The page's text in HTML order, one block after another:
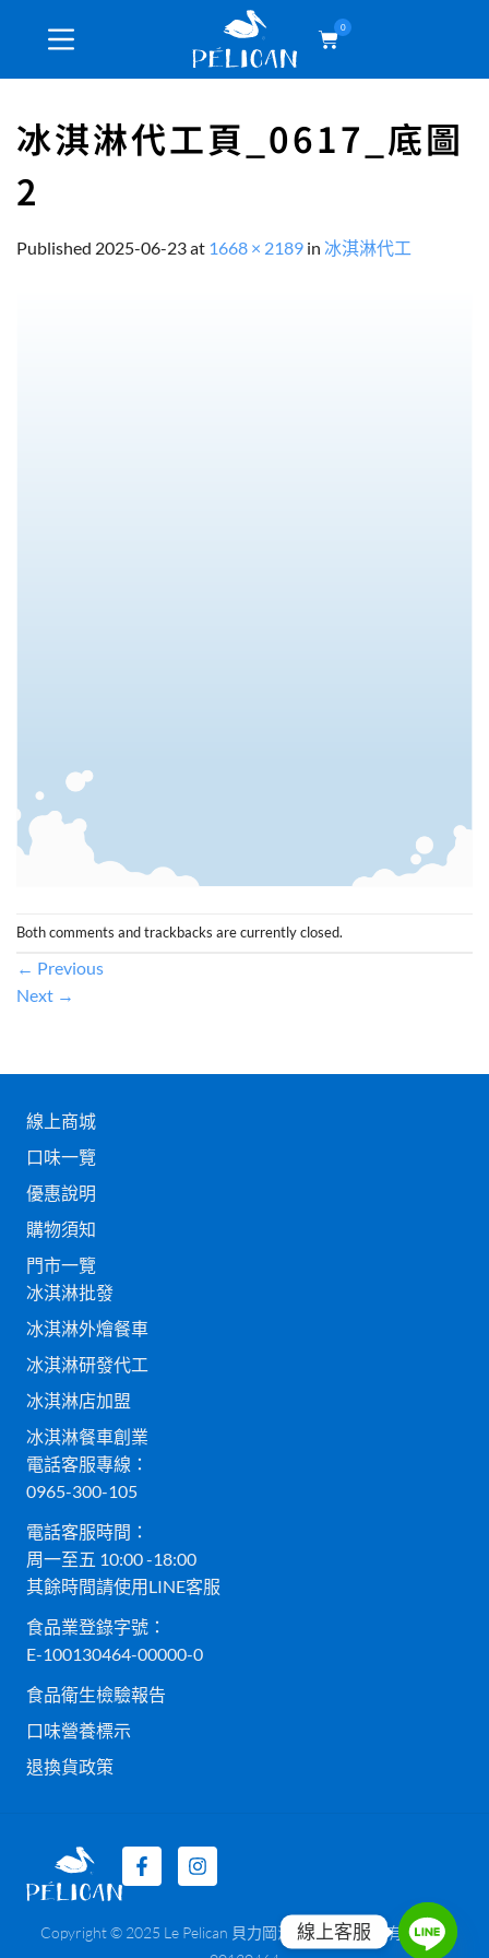
0
冰淇淋代工頁_0617_底圖
2
Published 2025-06-23at 1668 × 2189 in 冰淇淋代工
Both comments and trackbacks are currently closed.
← Previous
Next →
線上商城
口味一覽
優惠說明
購物須知
門市一覽
冰淇淋批發
冰淇淋外燴餐車
冰淇淋研發代工
冰淇淋店加盟
冰淇淋餐車創業
電話客服專線：
0965-300-105
電話客服時間：
周一至五 10:00 -18:00
其餘時間請使用LINE客服
食品業登錄字號：
E-100130464-00000-0
食品衛生檢驗報告
口味營養標示
退換貨政策
Copyright © 2025 Le Pelican 貝力岡法式冰淇淋 貝而有限公司
線上客服